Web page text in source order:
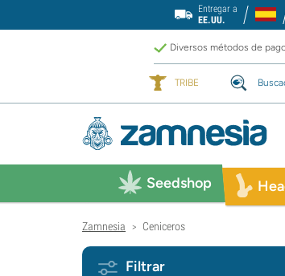
Entregar a
EE.UU.
Diversos métodos de
TRIBE
Seedshop
Zamnesia > Ceniceros
Filtrar